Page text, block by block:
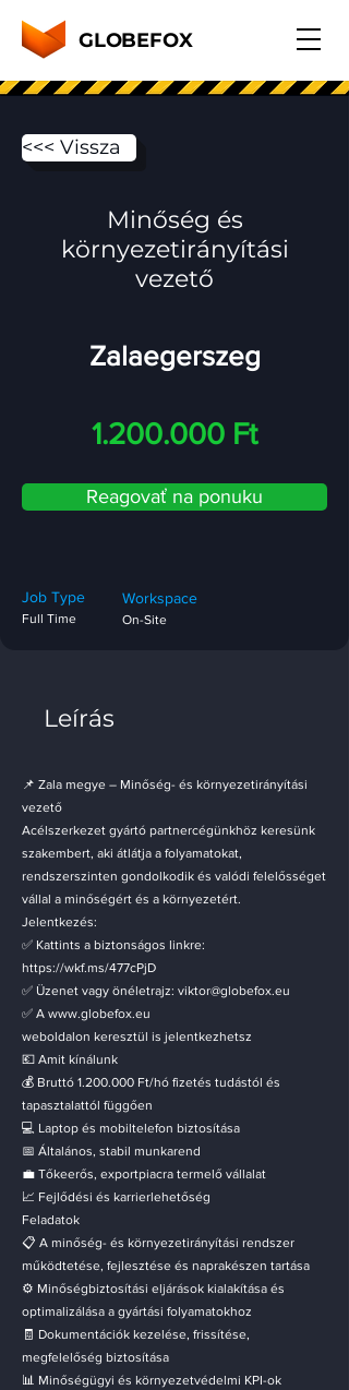
GLOBEFOX
<<< Vissza
Minőség és
környezetirányítási
vezető
Zalaegerszeg
1.200.000 Ft
Reagovať na ponuku
Job Type
Full Time
Workspace
On-Site
Leírás
📌 Zala megye – Minőség- és környezetirányítási
vezető
Acélszerkezet gyártó partnercégünkhöz keresünk
szakembert, aki átlátja a folyamatokat,
rendszerszinten gondolkodik és valódi felelősséget
vállal a minőségért és a környezetért.
Jelentkezés:
✅ Kattints a biztonságos linkre:
https://wkf.ms/477cPjD
✅ Üzenet vagy önéletrajz: viktor@globefox.eu
✅ A www.globefox.eu
weboldalon keresztül is jelentkezhetsz
💶 Amit kínálunk
💰 Bruttó 1.200.000 Ft/hó fizetés tudástól és
tapasztalattól függően
💻 Laptop és mobiltelefon biztosítása
📅 Általános, stabil munkarend
💼 Tőkeerős, exportpiacra termelő vállalat
📈 Fejlődési és karrierlehetőség
Feladatok
📋 A minőség- és környezetirányítási rendszer
működtetése, fejlesztése és naprakészen tartása
⚙️ Minőségbiztosítási eljárások kialakítása és
optimalizálása a gyártási folyamatokhoz
🧾 Dokumentációk kezelése, frissítése,
megfelelőség biztosítása
📊 Minőségügyi és környezetvédelmi KPI-ok